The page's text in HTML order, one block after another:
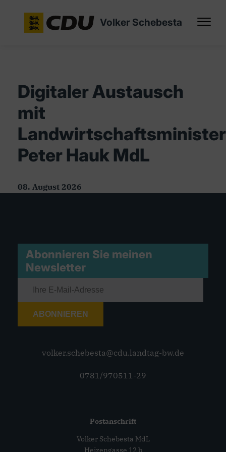
Volker Schebesta
Digitaler Austausch
mit
Landwirtschaftsminister
Peter Hauk MdL
08. August 2026
Abonnieren Sie meinen
Newsletter
ABONNIEREN
volker.schebesta@cdu.landtag-bw.de
0781/970511-29
Postanschrift
Volker Schebesta MdL
Heizengasse 12 b